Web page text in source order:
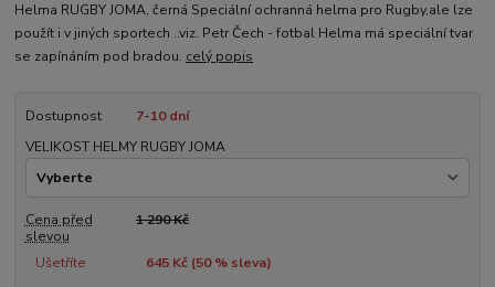
Helma RUGBY JOMA, černá Speciální ochranná helma pro Rugby,ale lze
použít i v jiných sportech ..viz. Petr Čech - fotbal Helma má speciální tvar
se zapínáním pod bradou. celý popis
Dostupnost
7-10 dní
VELIKOST HELMY RUGBY JOMA
Cena před
slevou
1 290 Kč
Ušetříte 645 Kč (50% sleva)